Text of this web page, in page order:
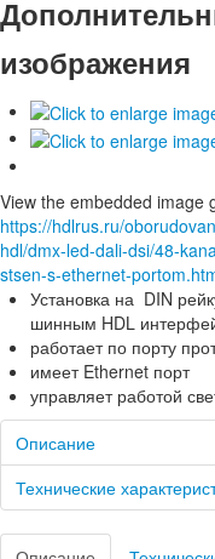
изображения
View the embedded image
https://hdlrus.ru/
hdl/dmx-led-dali-dsi/48-
stsen-s-ethernet-
Установка на DIN
шинным HDL
работает по порту
имеет Ethernet порт
управляет работой
Описание
Технические